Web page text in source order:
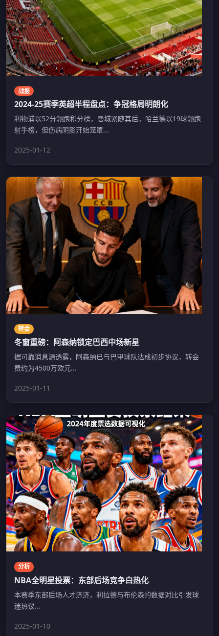
战报
2024-25赛季英超半程盘点：争冠格局明朗化
利物浦以52分领跑积分榜，曼城紧随其后。哈兰德以19球领跑
射手榜，但伤病阴影开始笼罩...
2025-01-12
转会
冬窗重磅：阿森纳锁定巴西中场新星
据可靠消息源透露，阿森纳已与巴甲球队达成初步协议，转会
费约为4500万欧元...
2025-01-11
分析
NBA全明星投票：东部后场竞争白热化
本赛季东部后场人才济济，利拉德与布伦森的数据对比引发球
迷热议...
2025-01-10